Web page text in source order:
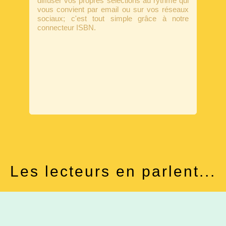
vous convient par email ou sur vos réseaux
sociaux; c'est tout simple grâce à notre
connecteur ISBN.
Les lecteurs en parlent...